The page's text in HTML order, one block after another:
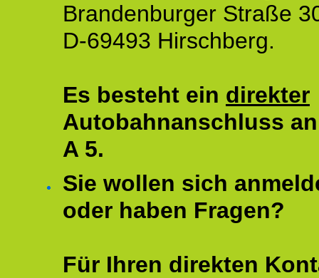
Brandenburger Straße
D-69493 Hirschberg.
Es besteht ein direkter
Autobahnanschluss
A 5.
Sie wollen sich
oder haben Fragen?
Für Ihren direkten